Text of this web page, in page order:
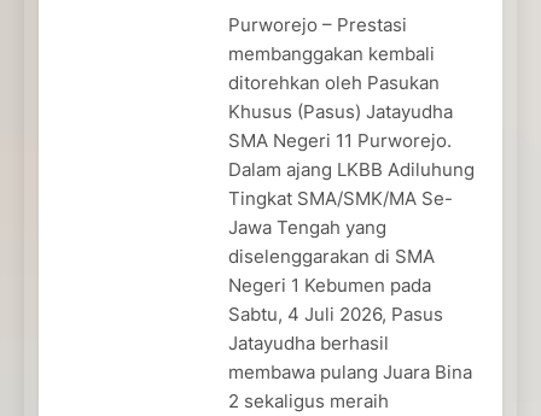
Purworejo – Prestasi
membanggakan kembali
ditorehkan oleh Pasukan
Khusus (Pasus) Jatayudha
SMA Negeri 11 Purworejo.
Dalam ajang LKBB Adiluhung
Tingkat SMA/SMK/MA Se-
Jawa Tengah yang
diselenggarakan di SMA
Negeri 1 Kebumen pada
Sabtu, 4 Juli 2026, Pasus
Jatayudha berhasil
membawa pulang Juara Bina
2 sekaligus meraih